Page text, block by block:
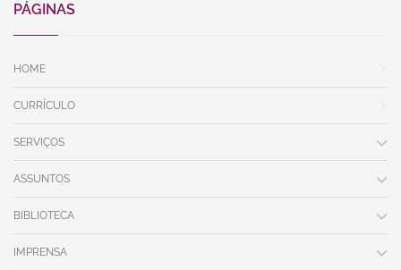
PÁGINAS
HOME
CURRÍCULO
SERVIÇOS
ASSUNTOS
BIBLIOTECA
IMPRENSA